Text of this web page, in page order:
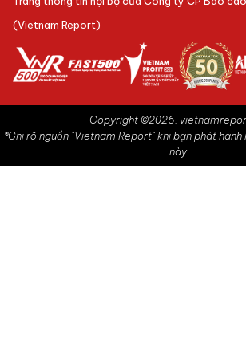
(Vietnam Report)
Copyright ©2026.
®Ghi rõ nguồn "Vietnam Report" khi bạn phát
này.